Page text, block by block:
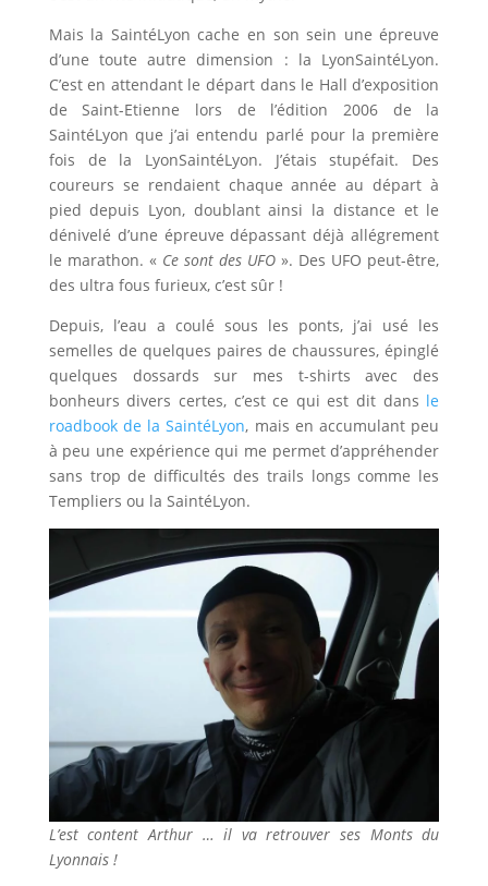
Mais la SaintéLyon cache en son sein une épreuve
d’une toute autre dimension : la LyonSaintéLyon.
C’est en attendant le départ dans le Hall d’exposition
de Saint-Etienne lors de l’édition 2006 de la
SaintéLyon que j’ai entendu parlé pour la première
fois de la LyonSaintéLyon. J’étais stupéfait. Des
coureurs se rendaient chaque année au départ à
pied depuis Lyon, doublant ainsi la distance et le
dénivelé d’une épreuve dépassant déjà allégrement
le marathon. « Ce sont des UFO ». Des UFO peut-être,
des ultra fous furieux, c’est sûr !
Depuis, l’eau a coulé sous les ponts, j’ai usé les
semelles de quelques paires de chaussures, épinglé
quelques dossards sur mes t-shirts avec des
bonheurs divers certes, c’est ce qui est dit dans le
roadbook de la SaintéLyon, mais en accumulant peu
à peu une expérience qui me permet d’appréhender
sans trop de difficultés des trails longs comme les
Templiers ou la SaintéLyon.
L’est content Arthur … il va retrouver ses Monts du
Lyonnais !